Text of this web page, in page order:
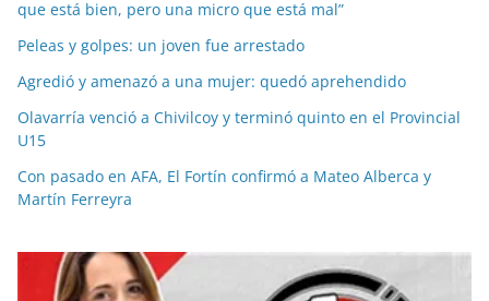
que está bien, pero una micro que está mal”
Peleas y golpes: un joven fue arrestado
Agredió y amenazó a una mujer: quedó aprehendido
Olavarría venció a Chivilcoy y terminó quinto en el Provincial
U15
Con pasado en AFA, El Fortín confirmó a Mateo Alberca y
Martín Ferreyra